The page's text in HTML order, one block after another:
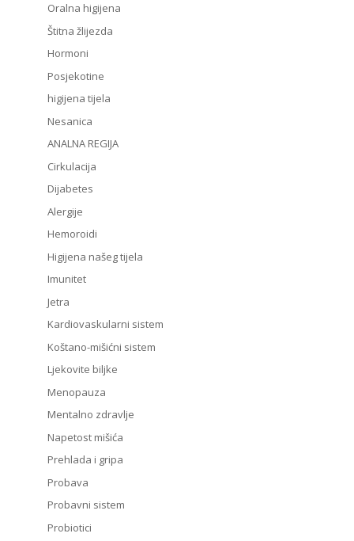
Oralna higijena
Štitna žlijezda
Hormoni
Posjekotine
higijena tijela
Nesanica
ANALNA REGIJA
Cirkulacija
Dijabetes
Alergije
Hemoroidi
Higijena našeg tijela
Imunitet
Jetra
Kardiovaskularni sistem
Koštano-mišićni sistem
Ljekovite biljke
Menopauza
Mentalno zdravlje
Napetost mišića
Prehlada i gripa
Probava
Probavni sistem
Probiotici